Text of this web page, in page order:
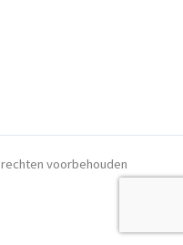
voorbehouden